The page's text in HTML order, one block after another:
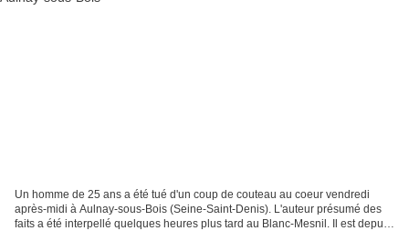
Un homme de 25 ans a été tué d'un coup de couteau au coeur vendredi
après-midi à Aulnay-sous-Bois (Seine-Saint-Denis). L'auteur présumé des
faits a été interpellé quelques heures plus tard au Blanc-Mesnil. Il est depuis